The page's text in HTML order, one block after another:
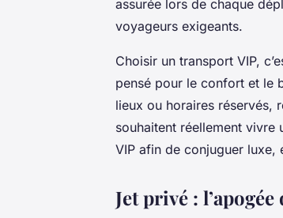
assurée lors de chaque
voyageurs exigeants.
Choisir un transport VIP,
pensé pour le confort et le
lieux ou horaires réservés,
souhaitent réellement vivre
VIP afin de conjuguer luxe,
Jet privé :